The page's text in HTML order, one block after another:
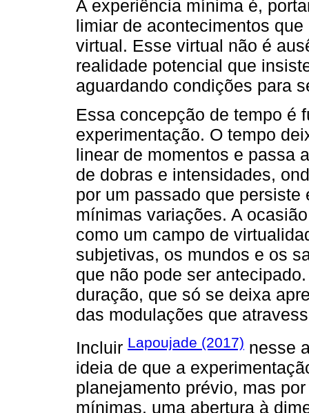
A experiência mínima é,
limiar de acontecimentos
virtual. Esse virtual não é
realidade potencial que
aguardando condições para
Essa concepção de tempo é
experimentação. O tempo
linear de momentos e passa
de dobras e intensidades,
por um passado que
mínimas variações. A
como um campo de
subjetivas, os mundos e os
que não pode ser
duração, que só se deixa
das modulações que
Incluir Lapoujade (2017) nesse
ideia de que a
planejamento prévio, mas
mínimas, uma abertura à